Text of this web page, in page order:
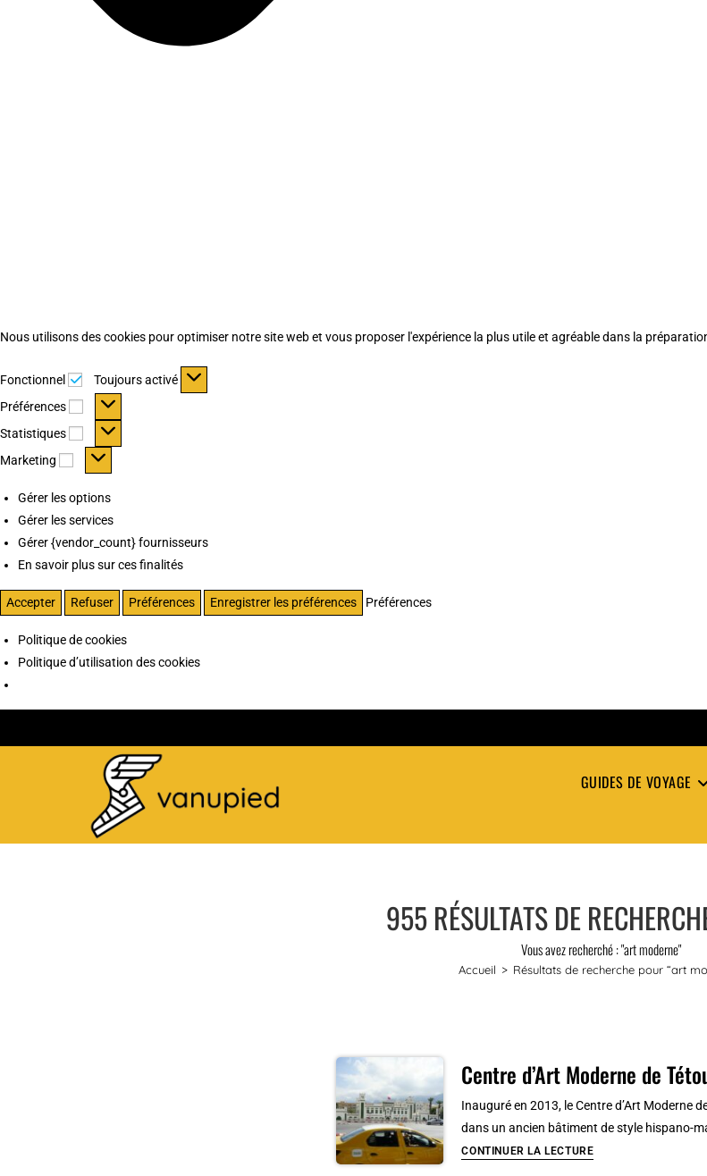
Nous utilisons des cookies pour optimiser notre site web et vous proposer l'expérience la plus utile et agréable dans la
Fonctionnel Fonctionnel
Toujours activé
Préférences
Préférences
Statistiques Statistiques
Marketing Marketing
Gérer les options
Gérer les services
Gérer {vendor_count} fournisseurs
En savoir plus sur ces finalités
Accepter Refuser Préférences Enregistrer les préférences Préférences
Politique de cookies
Politique d’utilisation des cookies
GUIDES DE VOYAGE
955RÉSULTATS DE
Vous avez recherché : "art moderne"
Accueil > Résultats de recherche pour“art
Centre d’Art Moderne de
Inauguré en 2013, le Centre d’Art Moderne
dans un ancien bâtiment de style hispano-
CONTINUER LA LECTURECentre